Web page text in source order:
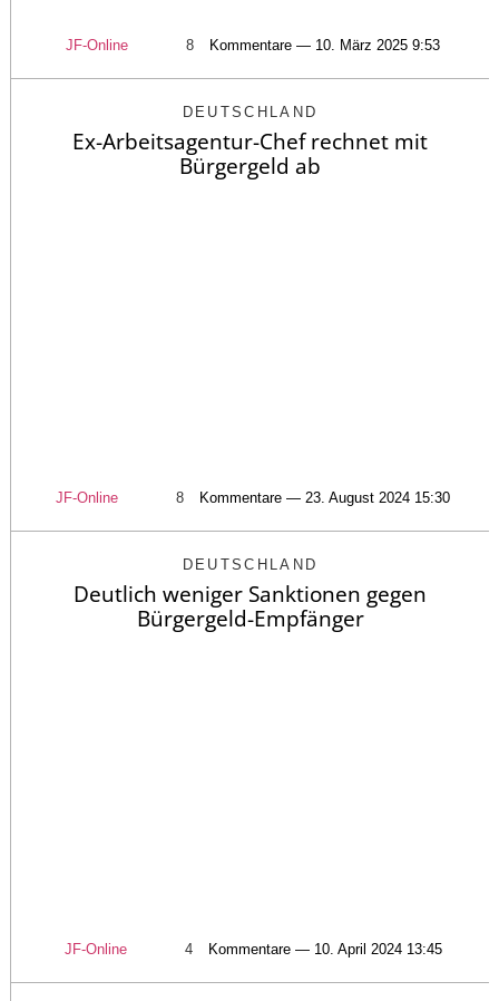
JF-Online 8 Kommentare — 10. März 2025 9:53
DEUTSCHLAND
Ex-Arbeitsagentur-Chef rechnet mit
Bürgergeld ab
JF-Online 8 Kommentare — 23. August 2024 15:30
DEUTSCHLAND
Deutlich weniger Sanktionen gegen
Bürgergeld-Empfänger
JF-Online 4 Kommentare — 10. April 2024 13:45